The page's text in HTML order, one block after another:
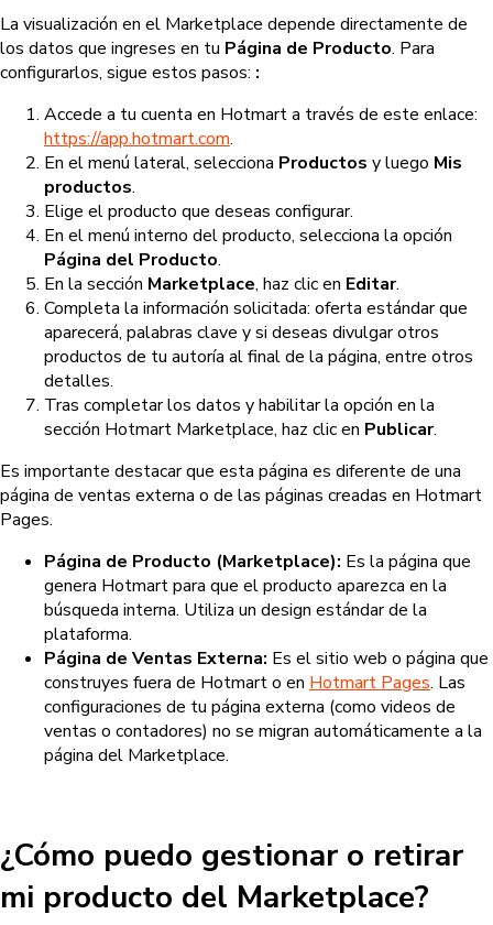
La visualización en el Marketplace depende directamente de
los datos que ingreses en tu Página de Producto. Para
configurarlos, sigue estos pasos: :
Accede a tu cuenta en Hotmart a través de este enlace:
https://app.hotmart.com.
En el menú lateral, selecciona Productos y luego Mis
productos.
Elige el producto que deseas configurar.
En el menú interno del producto, selecciona la opción
Página del Producto.
En la sección Marketplace, haz clic en Editar.
Completa la información solicitada: oferta estándar que
aparecerá, palabras clave y si deseas divulgar otros
productos de tu autoría al final de la página, entre otros
detalles.
Tras completar los datos y habilitar la opción en la
sección Hotmart Marketplace, haz clic en Publicar.
Es importante destacar que esta página es diferente de una
página de ventas externa o de las páginas creadas en Hotmart
Pages.
Página de Producto (Marketplace): Es la página que
genera Hotmart para que el producto aparezca en la
búsqueda interna. Utiliza un design estándar de la
plataforma.
Página de Ventas Externa: Es el sitio web o página que
construyes fuera de Hotmart o en Hotmart Pages. Las
configuraciones de tu página externa (como videos de
ventas o contadores) no se migran automáticamente a la
página del Marketplace.
¿Cómo puedo gestionar o retirar
mi producto del Marketplace?